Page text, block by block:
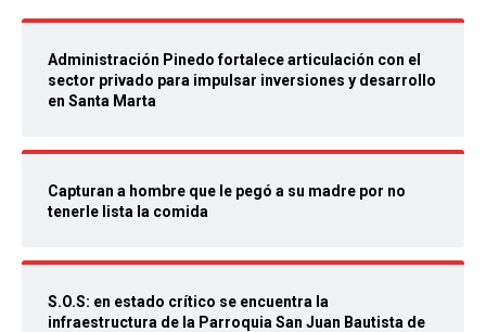
Administración Pinedo fortalece articulación con el
sector privado para impulsar inversiones y desarrollo
en Santa Marta
Capturan a hombre que le pegó a su madre por no
tenerle lista la comida
S.O.S: en estado crítico se encuentra la
infraestructura de la Parroquia San Juan Bautista de